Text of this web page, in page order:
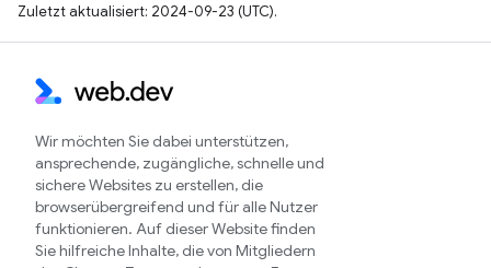
Zuletzt aktualisiert: 2024-09-23 (UTC).
Wir möchten Sie dabei unterstützen,
ansprechende, zugängliche, schnelle und
sichere Websites zu erstellen, die
browserübergreifend und für alle Nutzer
funktionieren. Auf dieser Website finden
Sie hilfreiche Inhalte, die von Mitgliedern